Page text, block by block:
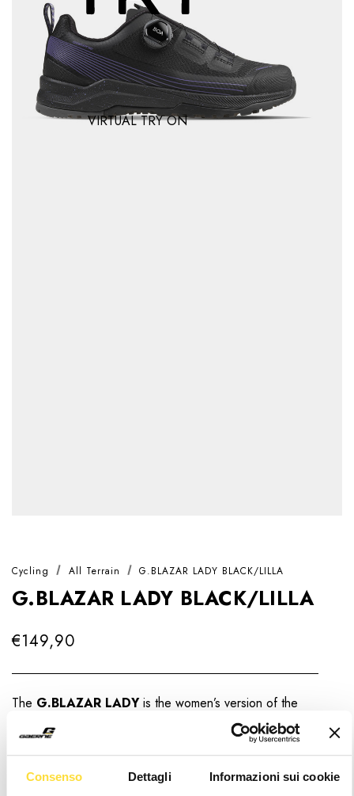
Consenso Dettagli Informazioni sui cookie
VIRTUAL TRY ON
Cycling All Terrain G.BLAZAR LADY BLACK/LILLA
G.BLAZAR LADY BLACK/LILLA
€149,90
The G.BLAZAR LADYis the women’s version of the
G.BLAZAR, it is the ultimate shoe for MTB and E-MTB
riders who demand performance, comfort, and durability
across any terrain. Read more
EU US